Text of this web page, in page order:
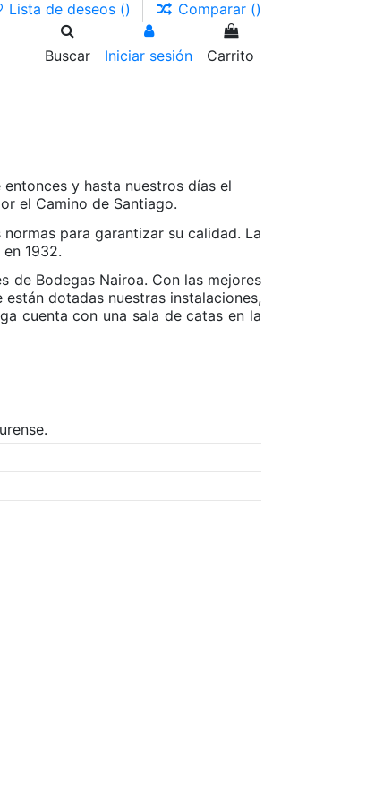
Lista de deseos () Comparar ()
Buscar Iniciar sesión
Carrito
y hasta nuestros días el
el Camino de Santiago.
para garantizar su calidad. La
1932.
de Bodegas Nairoa. Con las mejores
dotadas nuestras instalaciones,
cuenta con una sala de catas en la